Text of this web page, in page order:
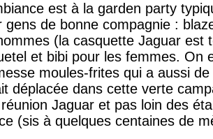
est à la garden party
gens de bonne compagnie :
(la casquette Jaguar est
et bibi pour les femmes. On
moules-frites qui a aussi
déplacée dans cette verte
Jaguar et pas loin des
(sis à quelques centaines de